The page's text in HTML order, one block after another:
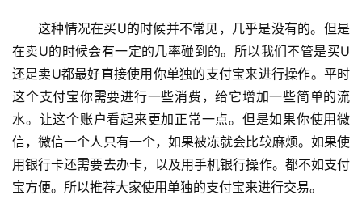
这种情况在买U的时候并不常见，几乎是没有的。但是
在卖U的时候会有一定的几率碰到的。所以我们不管是买U
还是卖U都最好直接使用你单独的支付宝来进行操作。平时
这个支付宝你需要进行一些消费，给它增加一些简单的流
水。让这个账户看起来更加正常一点。但是如果你使用微
信，微信一个人只有一个，如果被冻就会比较麻烦。如果使
用银行卡还需要去办卡，以及用手机银行操作。都不如支付
宝方便。所以推荐大家使用单独的支付宝来进行交易。